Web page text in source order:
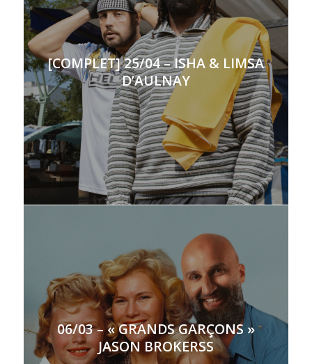
[COMPLET] 25/04 – ISHA & LIMSA
D’AULNAY
06/03 – « GRANDS GARÇONS »
JASON BROKERSS